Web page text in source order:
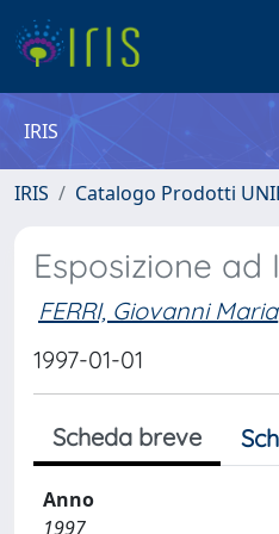
IRIS
IRIS Catalogo Prodotti
Esposizione
FERRI, Giovanni Maria
1997-01-01
Scheda breve
Anno
1997